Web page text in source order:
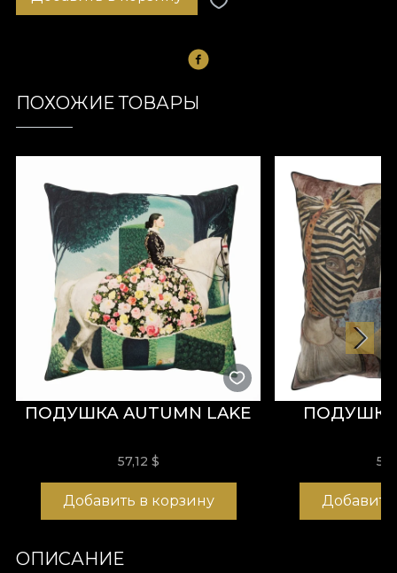
ПОХОЖИЕ ТОВАРЫ
ПОДУШКА AUTUMN LAKE
57,12 $
Добавить в корзину
ПОДУШКА
ОПИСАНИЕ